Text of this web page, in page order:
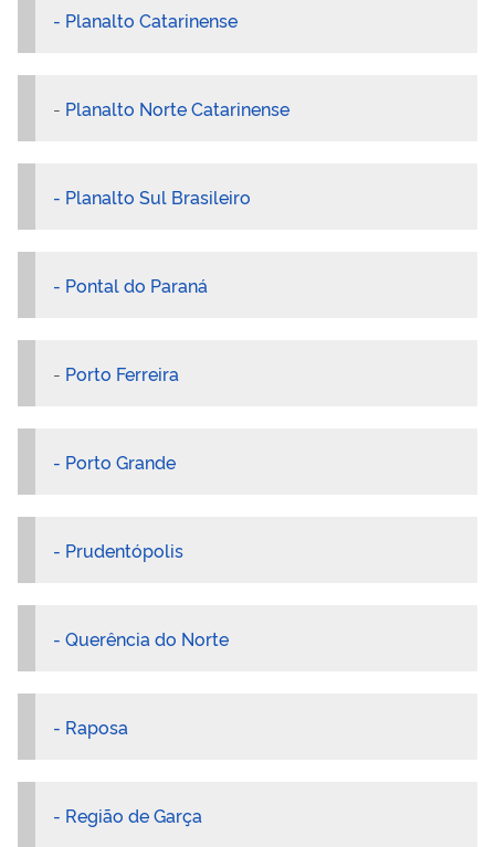
- Planalto Catarinense
- Planalto Norte Catarinense
- Planalto Sul Brasileiro
- Pontal do Paraná
- Porto Ferreira
- Porto Grande
- Prudentópolis
- Querência do Norte
- Raposa
- Região de Garça